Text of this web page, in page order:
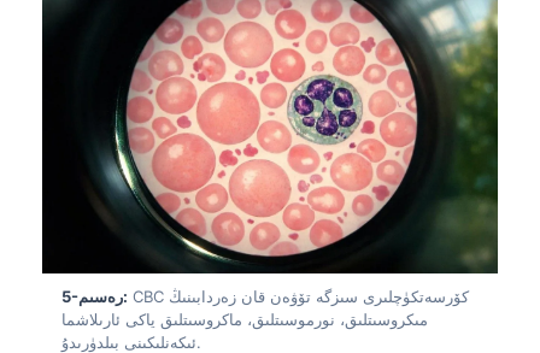
5-رەسىم: CBC كۆرسەتكۈچلىرى سىزگە تۆۋەن قان زەردابىنىڭ
مىكروسىتلىق، نورموسىتلىق، ماكروسىتلىق ياكى ئارىلاشما
ئىكەنلىكىنى بىلدۈرىدۇ.